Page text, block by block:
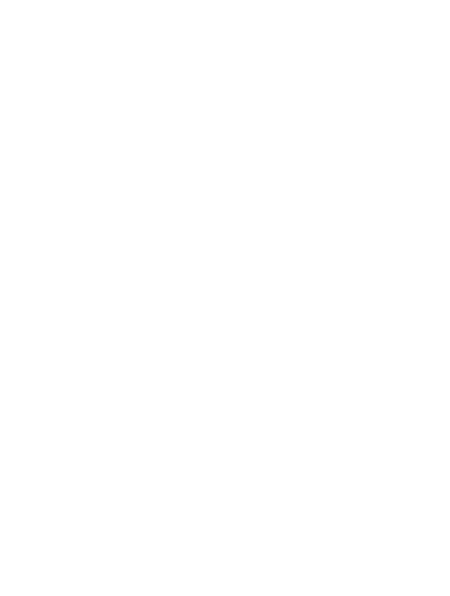
gracias a una alianza con la organización Consejo de
reunió a más de 60 expertos del periodismo de
Coordinadora de Proyectos de la KAS en Colombia;
la Pontificia Universidad Javeriana; Guilherme Canela,
Augusto Álvarez Rodrich, Presidente de IPYS y
y el mundo, durante cuatro días, dividida en
para responder sus inquietudes.
para el Son de Tambora, algunos aspectos de interés